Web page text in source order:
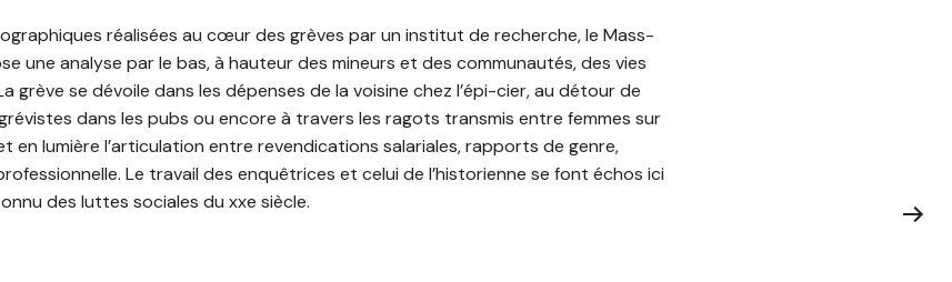
réalisées au cœur des grèves par un institut de recherche, le Mass-
une analyse par le bas, à hauteur des mineurs et des communautés, des vies
grève se dévoile dans les dépenses de la voisine chez l’épi-cier, au détour de
dans les pubs ou encore à travers les ragots transmis entre femmes sur
en lumière l’articulation entre revendications salariales, rapports de genre,
Le travail des enquêtrices et celui de l’historienne se font échos ici
des luttes sociales du xxe siècle.